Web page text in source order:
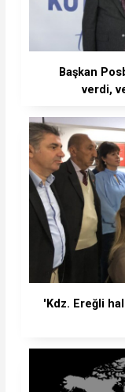
Başkan
verdi,
'Kdz. Ereğli